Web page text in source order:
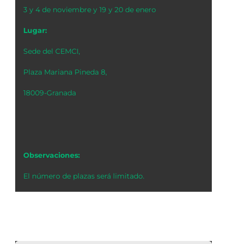
3 y 4 de noviembre y 19 y 20 de enero
Lugar:
Sede del CEMCI,
Plaza Mariana Pineda 8,
18009-Granada
Observaciones:
El número de plazas será limitado.